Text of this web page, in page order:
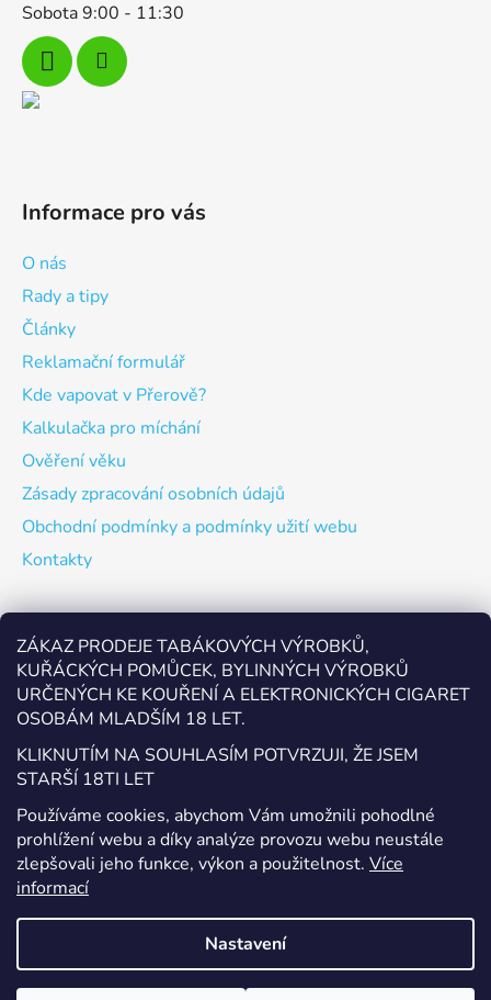
ZÁKAZ PRODEJE TABÁKOVÝCH VÝROBKŮ,
KUŘÁCKÝCH POMŮCEK, BYLINNÝCH VÝROBKŮ
URČENÝCH KE KOUŘENÍ A ELEKTRONICKÝCH CIGARET
OSOBÁM MLADŠÍM 18 LET.
KLIKNUTÍM NA SOUHLASÍM POTVRZUJI, ŽE JSEM
STARŠÍ 18TI LET
Používáme cookies, abychom Vám umožnili pohodlné
prohlížení webu a díky analýze provozu webu neustále
zlepšovali jeho funkce, výkon a použitelnost. Více
informací
Nastavení
Sobota 9:00 - 11:30
Informace pro vás
O nás
Rady a tipy
Články
Reklamační formulář
Kde vapovat v Přerově?
Kalkulačka pro míchání
Ověření věku
Zásady zpracování osobních údajů
Obchodní podmínky a podmínky užití webu
Kontakty
Odebírat newsletter
Vložte svůj e-mail a my vám budeme zasílat informace o
nových produktech na našem e-shopu.
E-mail
Vložením e-mailu souhlasíte s
podmínkami ochrany
osobních údajů
PŘIHLÁSIT SE